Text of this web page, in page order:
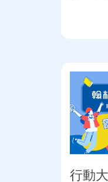
行動